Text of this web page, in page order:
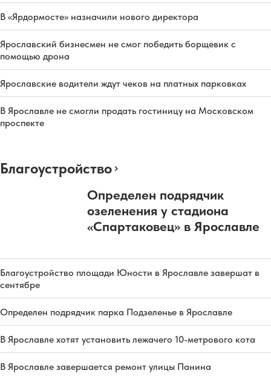
В «Ярдормосте» назначили нового директора
Ярославский бизнесмен не смог победить борщевик с
помощью дрона
Ярославские водители ждут чеков на платных парковках
В Ярославле не смогли продать гостиницу на Московском
проспекте
Благоустройство
Определен подрядчик
озеленения у стадиона
«Спартаковец» в Ярославле
Благоустройство площади Юности в Ярославле завершат в
сентябре
Определен подрядчик парка Подзеленье в Ярославле
В Ярославле хотят установить лежачего 10-метрового кота
В Ярославле завершается ремонт улицы Панина